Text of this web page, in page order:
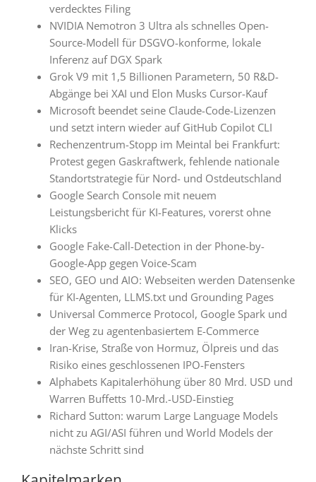
verdecktes Filing
NVIDIA Nemotron 3 Ultra als schnelles Open-
Source-Modell für DSGVO-konforme, lokale
Inferenz auf DGX Spark
Grok V9 mit 1,5 Billionen Parametern, 50 R&D-
Abgänge bei XAI und Elon Musks Cursor-Kauf
Microsoft beendet seine Claude-Code-Lizenzen
und setzt intern wieder auf GitHub Copilot CLI
Rechenzentrum-Stopp im Meintal bei Frankfurt:
Protest gegen Gaskraftwerk, fehlende nationale
Standortstrategie für Nord- und Ostdeutschland
Google Search Console mit neuem
Leistungsbericht für KI-Features, vorerst ohne
Klicks
Google Fake-Call-Detection in der Phone-by-
Google-App gegen Voice-Scam
SEO, GEO und AIO: Webseiten werden Datensenke
für KI-Agenten, LLMS.txt und Grounding Pages
Universal Commerce Protocol, Google Spark und
der Weg zu agentenbasiertem E-Commerce
Iran-Krise, Straße von Hormuz, Ölpreis und das
Risiko eines geschlossenen IPO-Fensters
Alphabets Kapitalerhöhung über 80 Mrd. USD und
Warren Buffetts 10-Mrd.-USD-Einstieg
Richard Sutton: warum Large Language Models
nicht zu AGI/ASI führen und World Models der
nächste Schritt sind